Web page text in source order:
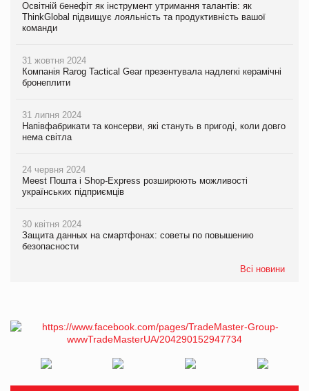
Освітній бенефіт як інструмент утримання талантів: як
ThinkGlobal підвищує лояльність та продуктивність вашої
команди
31 жовтня 2024
Компанія Rarog Tactical Gear презентувала надлегкі керамічні
бронеплити
31 липня 2024
Напівфабрикати та консерви, які стануть в пригоді, коли довго
нема світла
24 червня 2024
Meest Пошта і Shop-Express розширюють можливості
українських підприємців
30 квітня 2024
Защита данных на смартфонах: советы по повышению
безопасности
Всі новини